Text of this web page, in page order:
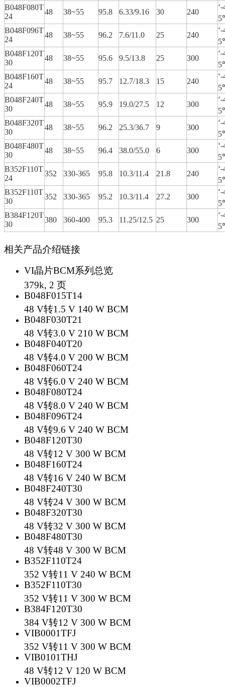
B048F080T
24
48 38~55 95.8 6.33/9.16 30 240
B048F096T
24
48 38~55 96.2 7.6/11.0 25 240
B048F120T
30
48 38~55 95.6 9.5/13.8 25 300
B048F160T
24
48 38~55 95.7 12.7/18.3 15 240
B048F240T
30
48 38~55 95.9 19.0/27.5 12 300
B048F320T
30
48 38~55 96.2 25.3/36.7 9 300
B048F480T
30
48 38~55 96.4 38.0/55.0 6 300
B352F110T
24
352 330-365 95.8 10.3/11.4 21.8 240
B352F110T
30
352 330-365 95.2 10.3/11.4 27.2 300
B384F120T
30
380 360-400 95.3 11.25/12.5 25 300
相关产品介绍链接
VI晶片BCM系列总览
379k, 2 页
B048F015T14
48 V转1.5 V 140 W BCM
B048F030T21
48 V转3.0 V 210 W BCM
B048F040T20
48 V转4.0 V 200 W BCM
B048F060T24
48 V转6.0 V 240 W BCM
B048F080T24
48 V转8.0 V 240 W BCM
B048F096T24
48 V转9.6 V 240 W BCM
B048F120T30
48 V转12 V 300 W BCM
B048F160T24
48 V转16 V 240 W BCM
B048F240T30
48 V转24 V 300 W BCM
B048F320T30
48 V转32 V 300 W BCM
B048F480T30
48 V转48 V 300 W BCM
B352F110T24
352 V转11 V 240 W BCM
B352F110T30
352 V转11 V 300 W BCM
B384F120T30
384 V转12 V 300 W BCM
VIB0001TFJ
352 V转11 V 300 W BCM
VIB0101THJ
48 V转12 V 120 W BCM
VIB0002TFJ